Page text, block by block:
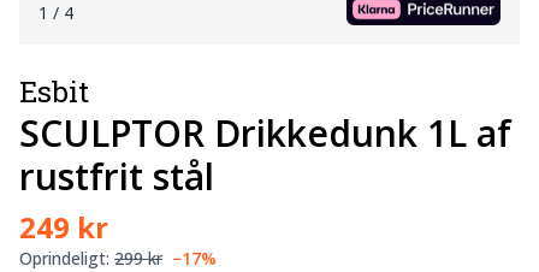
1 / 4
Esbit
SCULPTOR Drikkedunk 1L af
rustfrit stål
249 kr
Oprindeligt: 299 kr −17%